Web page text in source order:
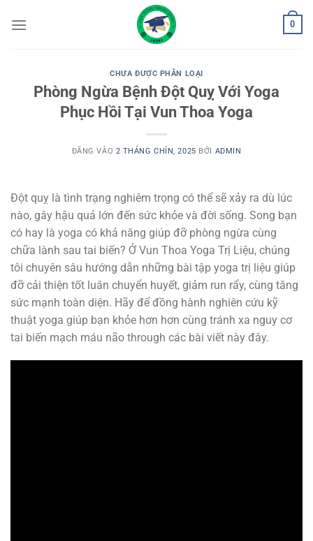
qua
0
CHƯA ĐƯỢC PHÂN LOẠI
Phòng Ngừa Bệnh Đột Quỵ Với Yoga
Phục Hồi Tại Vun Thoa Yoga
ĐĂNG VÀO 2 THÁNG CHÍN, 2025 BỞI ADMIN
Đột quỵ là tình trạng nghiêm trọng có thể sẽ xảy ra dù lúc
nào, gây hậu quả lớn đến sức khỏe và đời sống. Song bạn
có hay là yoga có khả năng giúp đỡ phòng ngừa cùng
chữa lành sau tai biến? Ở Vun Thoa Yoga Trị Liệu, chúng
tôi chuyên sâu hướng dẫn những bài tập yoga trị liệu giúp
đỡ cải thiện tốt luân chuyển huyết, giảm run rẩy, cùng tăng
sức mạnh toàn diện. Hãy để đồng hành nghiên cứu kỹ
thuật yoga giúp bạn khỏe hơn hơn cùng tránh xa nguy cơ
tai biến mạch máu não through các bài viết này đây.